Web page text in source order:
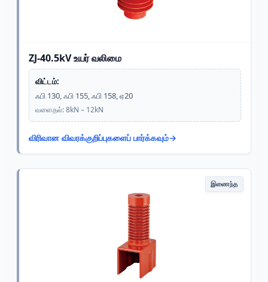
ZJ-40.5kV உயர் வலிமை
விட்டம்:
ஃபி 130, ஃபி 155, ஃபி 158, ஏ20
வளைதல்: 8kN – 12kN
விரிவான விவரக்குறிப்புகளைப் பார்க்கவும்
இணைந்த